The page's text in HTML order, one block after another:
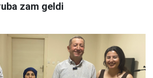
zam geldi